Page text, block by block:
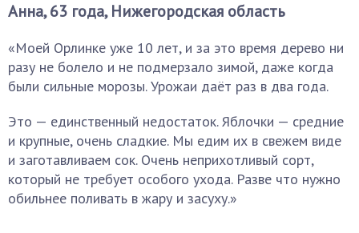
Анна, 63 года, Нижегородская область
«Моей Орлинке уже 10 лет, и за это время дерево ни
разу не болело и не подмерзало зимой, даже когда
были сильные морозы. Урожаи даёт раз в два года.
Это — единственный недостаток. Яблочки — средние
и крупные, очень сладкие. Мы едим их в свежем виде
и заготавливаем сок. Очень неприхотливый сорт,
который не требует особого ухода. Разве что нужно
обильнее поливать в жару и засуху.»